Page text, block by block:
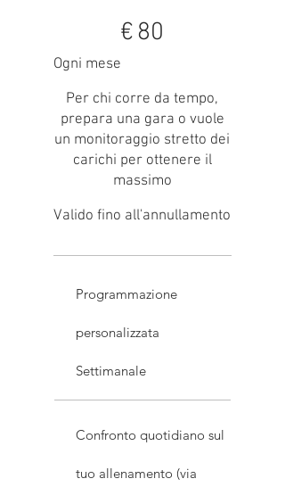
€ 80
Ogni mese
Per chi corre da tempo,
prepara una gara o vuole
un monitoraggio stretto dei
carichi per ottenere il
massimo
Valido fino all'annullamento
Programmazione
personalizzata
Settimanale
Confronto quotidiano sul
tuo allenamento (via